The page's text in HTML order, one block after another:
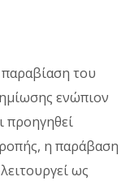
του
ενώπιον
προηγηθεί
η παράβαση
ως